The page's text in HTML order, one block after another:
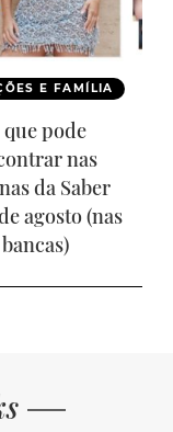
E FAMÍLIA
que pode
nas
da Saber
agosto (nas
bancas)